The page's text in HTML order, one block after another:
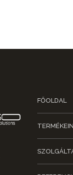
FŐOLDAL